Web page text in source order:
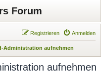
Forum
Anmelden
Registrieren
Administration aufnehmen
aufnehmen